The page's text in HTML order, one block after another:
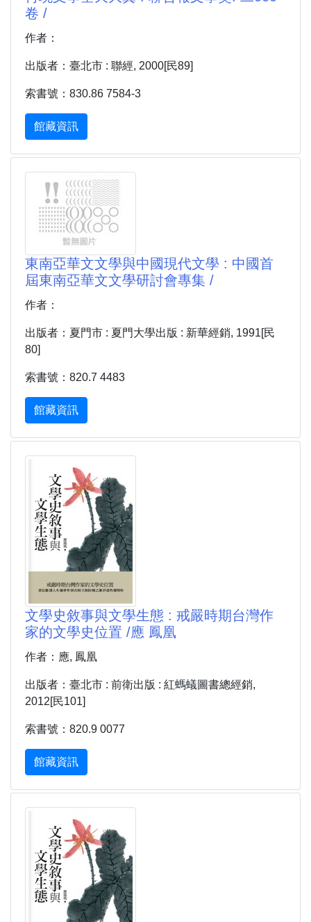
卷 /
作者：
出版者：臺北市 : 聯經, 2000[民89]
索書號：830.86 7584-3
館藏資訊
東南亞華文文學與中國現代文學 : 中國首
屆東南亞華文文學研討會專集 /
作者：
出版者：夏門市 : 夏門大學出版 : 新華經銷, 1991[民
80]
索書號：820.7 4483
館藏資訊
文學史敘事與文學生態 : 戒嚴時期台灣作
家的文學史位置 /應 鳳凰
作者：應, 鳳凰
出版者：臺北市 : 前衛出版 : 紅螞蟻圖書總經銷,
2012[民101]
索書號：820.9 0077
館藏資訊